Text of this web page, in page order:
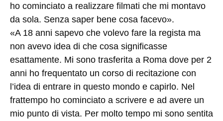
ho cominciato a realizzare filmati che mi montavo
da sola. Senza saper bene cosa facevo».
«A 18 anni sapevo che volevo fare la regista ma
non avevo idea di che cosa significasse
esattamente. Mi sono trasferita a Roma dove per 2
anni ho frequentato un corso di recitazione con
l’idea di entrare in questo mondo e capirlo. Nel
frattempo ho cominciato a scrivere e ad avere un
mio punto di vista. Per molto tempo mi sono sentita